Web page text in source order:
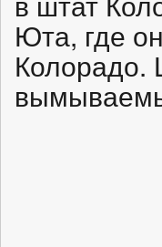
Юта, где
Колорадо.